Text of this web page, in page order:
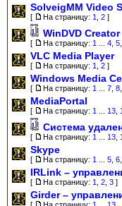
SolveigMM Video
[ На страницу: 1 2 ]
WinDVD Creator
[ На страницу: 1 4 5
VLC Media Player
[ На страницу: 1 2 ]
Windows Media
[ На страницу: 1 7 8
MediaPortal
[ На страницу: 1 13
Система
[ На страницу: 1 13
Skype
[ На страницу: 1 5 6
IRLink –
[ На страницу: 1 2 3 ]
Girder –